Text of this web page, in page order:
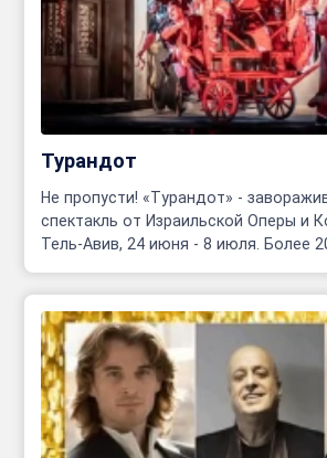
Турандот
Не пропусти! «Турандот» -
спектакль от Израильской Оперы и
Тель-Авив, 24 июня - 8 июля. Более